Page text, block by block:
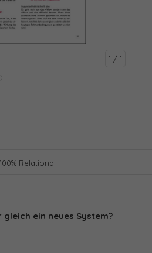
1 / 1
100% Relational
ein neues System?